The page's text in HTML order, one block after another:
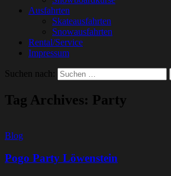
Ausfahrten
Skateausfahrten
Snowausfahrten
Rental/Service
Impressum
Suchen nach:
Tag Archives: Party
Blog
Pogo Party Löwenstein